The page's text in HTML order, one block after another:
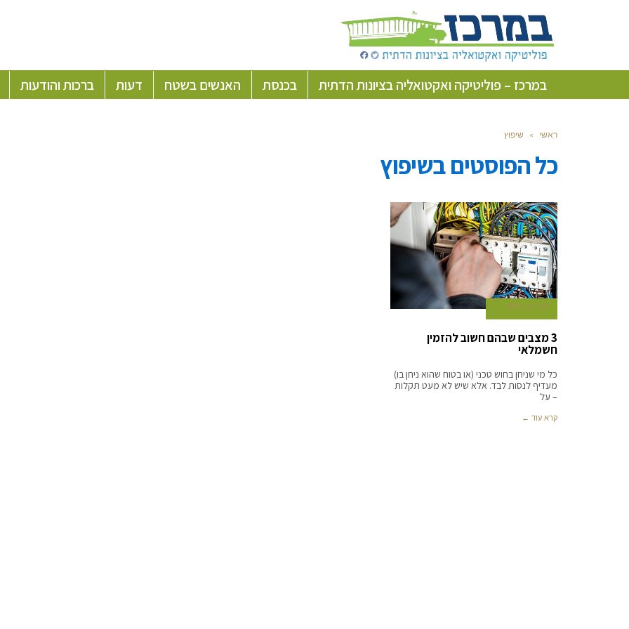
במרכז – פוליטיקה ואקטואליה בציונות הדתית בכנסת האנשים בשטח דעות ברכות והודעות
ראשי » שיפוץ
כל הפוסטים בשיפוץ
25 ביוני 2018
3 מצבים שבהם חשוב להזמין
חשמלאי
כל מי שניחן בחוש טכני (או בטוח שהוא ניחן בו)
מעדיף לנסות לבד. אלא שיש לא מעט תקלות
– על
קרא עוד ←